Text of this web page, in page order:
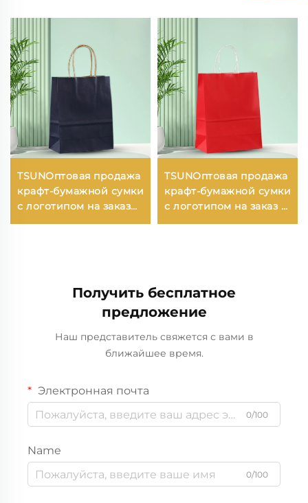
TSUNОптовая продажа
крафт-бумажной сумки
с логотипом на заказ
для упаковки
TSUNОптовая продажа
крафт-бумажной сумки
с логотипом на заказ с
возможностью
Получить бесплатное
предложение
Наш представитель свяжется с вами в
ближайшее время.
Электронная почта
0/100
Name
0/100